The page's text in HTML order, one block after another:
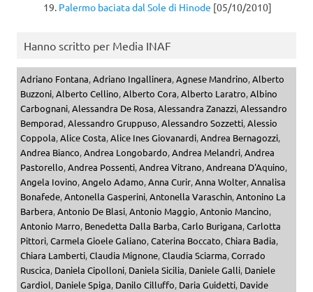
Palermo baciata dal Sole di Hinode [05/10/2010]
Hanno scritto per Media INAF
Adriano Fontana,Adriano Ingallinera,Agnese Mandrino,Alberto
Buzzoni,Alberto Cellino,Alberto Cora,Alberto Laratro,Albino
Carbognani,Alessandra De Rosa,Alessandra Zanazzi,Alessandro
Bemporad,Alessandro Gruppuso,Alessandro Sozzetti,Alessio
Coppola,Alice Costa,Alice Ines Giovanardi,Andrea Bernagozzi,
Andrea Bianco,Andrea Longobardo,Andrea Melandri,Andrea
Pastorello,Andrea Possenti,Andrea Vitrano,Andreana D'Aquino,
Angela Iovino,Angelo Adamo,Anna Curir,Anna Wolter,Annalisa
Bonafede,Antonella Gasperini,Antonella Varaschin,Antonino La
Barbera,Antonio De Blasi,Antonio Maggio,Antonio Mancino,
Antonio Marro, Benedetta Dalla Barba,Carlo Burigana,Carlotta
Pittori,Carmela Gioele Galiano,Caterina Boccato,Chiara Badia,
Chiara Lamberti,Claudia Mignone,Claudia Sciarma,Corrado
Ruscica, Daniela Cipolloni, Daniela Sicilia, Daniele Galli, Daniele
Gardiol, Daniele Spiga, Danilo Cilluffo, Daria Guidetti, Davide